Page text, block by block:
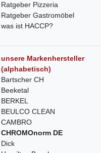
Ratgeber Pizzeria
Ratgeber Gastromöbel
was ist HACCP?
unsere Markenhersteller
(alphabetisch)
Bartscher CH
Beeketal
BERKEL
BEULCO CLEAN
CAMBRO
CHROMOnorm DE
Dick